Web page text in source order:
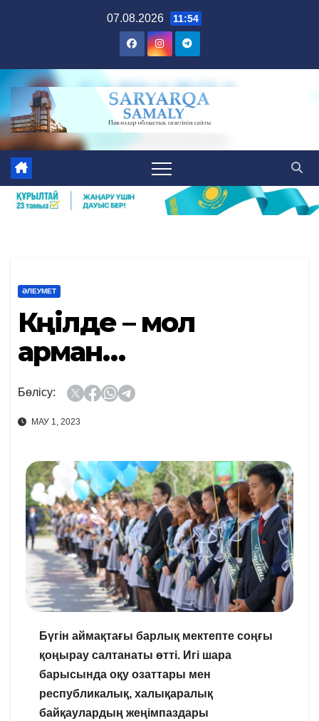
07.08.2026 11:54
ӘЛЕУМЕТ
Көңілде – мол
арман…
Бөлісу:
МАУ 1, 2023
Бүгін аймақтағы барлық мектепте соңғы
қоңырау салтанаты өтті. Игі шара
барысында оқу озаттары мен
республикалық, халықаралық
байқаулардың жеңімпаздары